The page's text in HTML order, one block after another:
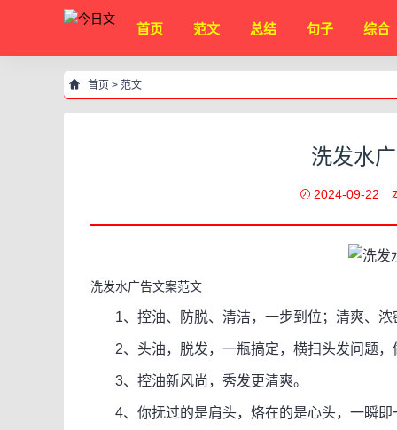
首页 范文 总结 句子 综合
首页 > 范文
洗发水
2024-09-22
洗发水广告文案范文
1、控油、防脱、清洁，一步到位；清爽、浓
2、头油，脱发，一瓶搞定，横扫头发问题，
3、控油新风尚，秀发更清爽。
4、你抚过的是肩头，烙在的是心头，一瞬即